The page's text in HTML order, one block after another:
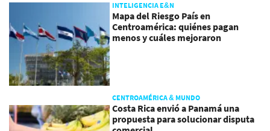
INTELIGENCIA E&N
Mapa del Riesgo País en
Centroamérica: quiénes pagan
menos y cuáles mejoraron
CENTROAMÉRICA & MUNDO
Costa Rica envió a Panamá una
propuesta para solucionar disputa